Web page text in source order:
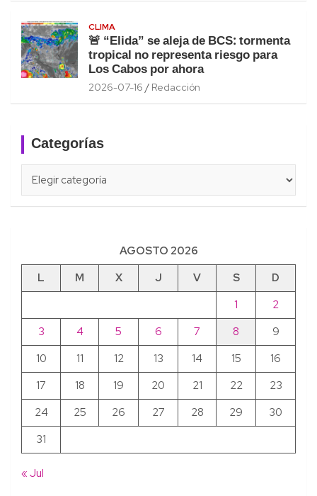
CLIMA
🚨 “Elida” se aleja de BCS: tormenta
tropical no representa riesgo para
Los Cabos por ahora
2026-07-16 Redacción
Categorías
AGOSTO 2026
L
M X J V S
D
1
2
3
4 5 6 7 8
9
10
11 12 13 14 15
16
17
18 19 20 21 22
23
24
25 26 27 28 29
30
31
« Jul